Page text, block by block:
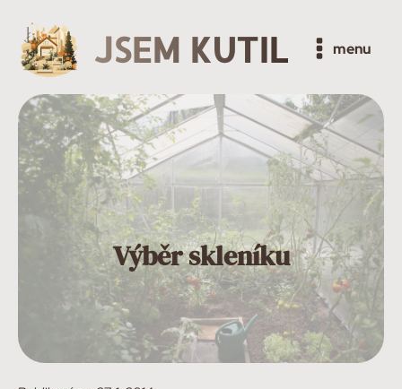
JSEM KUTIL menu
Výběr skleníku